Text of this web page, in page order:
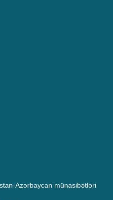
Azərbaycan münasibətləri